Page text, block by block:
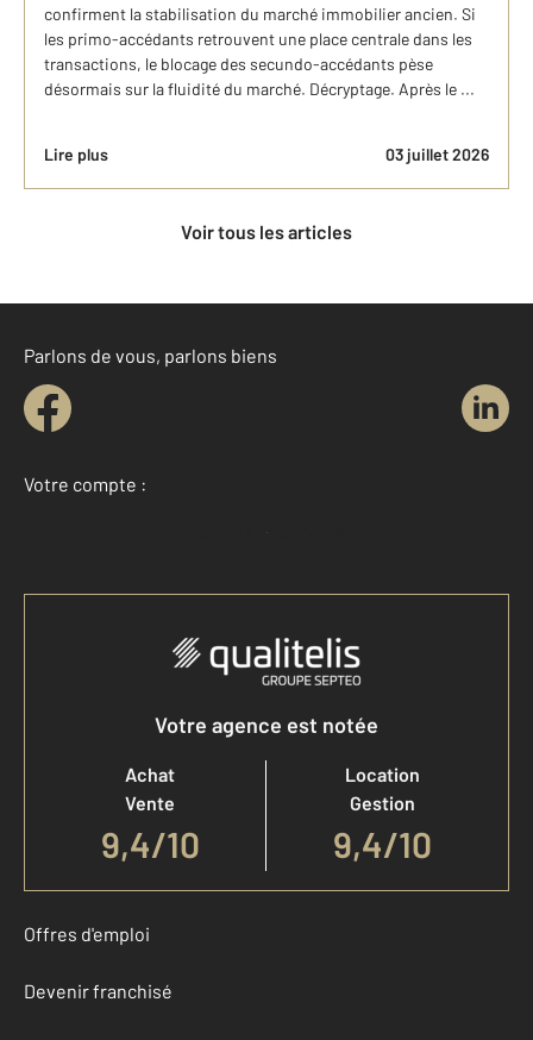
confirment la stabilisation du marché immobilier ancien. Si
les primo-accédants retrouvent une place centrale dans les
transactions, le blocage des secundo-accédants pèse
désormais sur la fluidité du marché. Décryptage. Après le ...
Lire plus 03 juillet 2026
Voir tous les articles
Parlons de vous, parlons biens
Votre compte :
Accéder à mon compte
Votre agence est notée
Achat
Vente
9,4/10
Location
Gestion
9,4/10
Offres d'emploi
Devenir franchisé